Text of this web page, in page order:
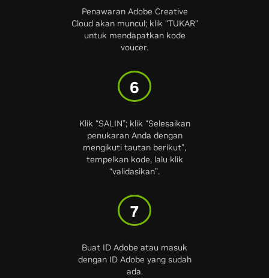
Penawaran Adobe Creative
Cloud akan muncul; klik “TUKAR”
untuk mendapatkan kode
voucer.
6
Klik “SALIN”; klik “Selesaikan
penukaran Anda dengan
mengikuti tautan berikut”,
tempelkan kode, lalu klik
“validasikan”.
7
Buat ID Adobe atau masuk
dengan ID Adobe yang sudah
ada.